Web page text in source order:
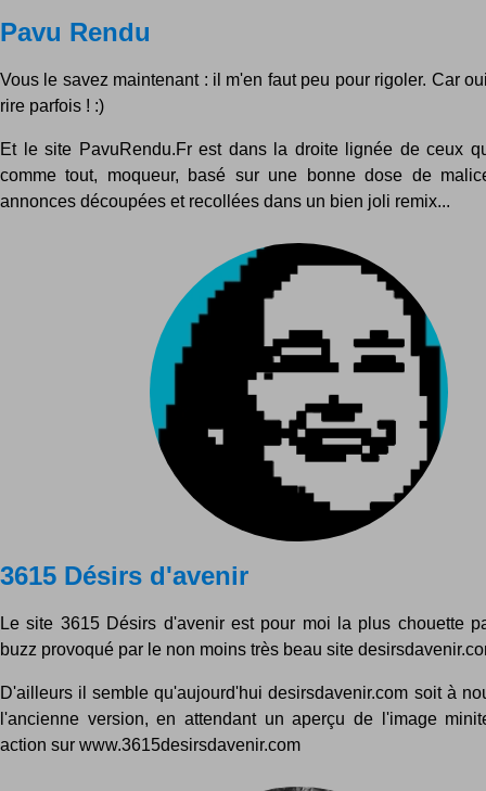
Pavu Rendu
Vous le savez maintenant : il m'en faut peu pour rigoler. Car
rire parfois ! :)
Et le site PavuRendu.Fr est dans la droite lignée de ceux
comme tout, moqueur, basé sur une bonne dose de
annonces découpées et recollées dans un bien joli remix...
3615 Désirs d'avenir
Le site 3615 Désirs d'avenir est pour moi la plus chouette
buzz provoqué par le non moins très beau site
D'ailleurs il semble qu'aujourd'hui desirsdavenir.com soit à
l'ancienne version, en attendant un aperçu de l'image
action sur www.3615desirsdavenir.com